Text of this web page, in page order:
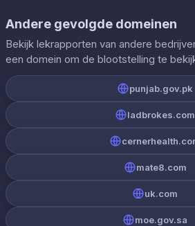
Andere gevolgde domeinen
Bekijk lekrapporten van andere
een domein om de blootstelling te
punjab.gov.pk
ladbrokes.com
mate8.com
uk.com
moe.gov.sa